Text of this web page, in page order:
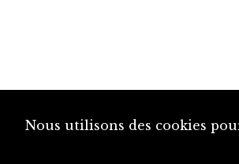
Nous utilisons des cookies